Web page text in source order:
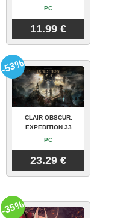
PC
11.99 €
CLAIR OBSCUR:
EXPEDITION 33
PC
23.29 €
-53%
-35%